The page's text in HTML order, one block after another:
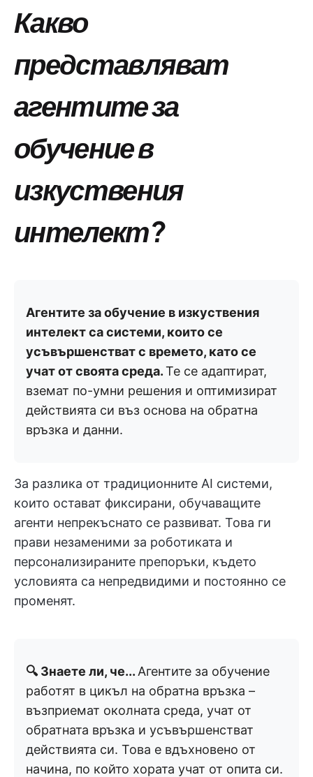
Какво
представляват
агентите за
обучение в
изкуствения
интелект?
Агентите за обучение в изкуствения
интелект са системи, които се
усъвършенстват с времето, като се
учат от своята среда.Те се адаптират,
вземат по-умни решения и оптимизират
действията си въз основа на обратна
връзка и данни.
За разлика от традиционните AI системи,
които остават фиксирани, обучаващите
агенти непрекъснато се развиват. Това ги
прави незаменими за роботиката и
персонализираните препоръки, където
условията са непредвидими и постоянно се
променят.
🔍 Знаете ли, че... Агентите за обучение
работят в цикъл на обратна връзка –
възприемат околната среда, учат от
обратната връзка и усъвършенстват
действията си. Това е вдъхновено от
начина, по който хората учат от опита си.